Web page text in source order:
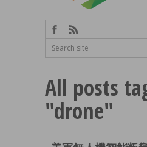
All posts
"drone"